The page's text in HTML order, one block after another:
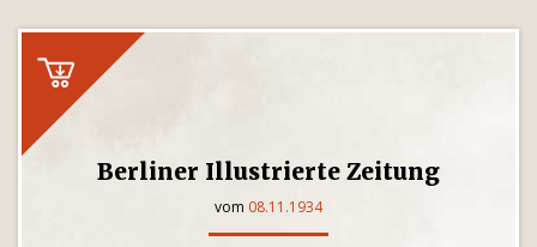
Berliner Illustrierte Zeitung
vom 08.11.1934